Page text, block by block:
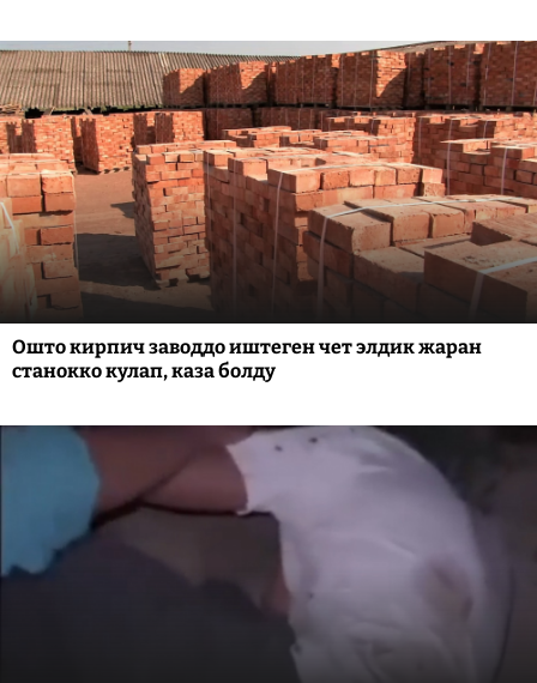
Ошто кирпич заводдо иштеген чет элдик жаран
станокко кулап, каза болду